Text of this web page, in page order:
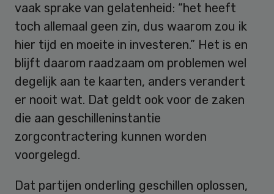
vaak sprake van gelatenheid: “het heeft
toch allemaal geen zin, dus waarom zou ik
hier tijd en moeite in investeren.” Het is en
blijft daarom raadzaam om problemen wel
degelijk aan te kaarten, anders verandert
er nooit wat. Dat geldt ook voor de zaken
die aan geschilleninstantie
zorgcontractering kunnen worden
voorgelegd.
Dat partijen onderling geschillen oplossen,